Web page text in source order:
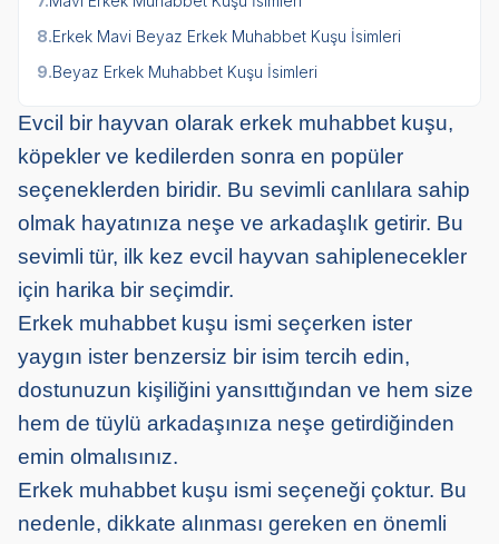
8.Erkek Mavi Beyaz Erkek Muhabbet Kuşu İsimleri
9.Beyaz Erkek Muhabbet Kuşu İsimleri
Evcil bir hayvan olarak erkek muhabbet kuşu,
köpekler ve kedilerden sonra en popüler
seçeneklerden biridir. Bu sevimli canlılara sahip
olmak hayatınıza neşe ve arkadaşlık getirir. Bu
sevimli tür, ilk kez evcil hayvan sahiplenecekler
için harika bir seçimdir.
Erkek muhabbet kuşu ismi seçerken ister
yaygın ister benzersiz bir isim tercih edin,
dostunuzun kişiliğini yansıttığından ve hem size
hem de tüylü arkadaşınıza neşe getirdiğinden
emin olmalısınız.
Erkek muhabbet kuşu ismi seçeneği çoktur. Bu
nedenle, dikkate alınması gereken en önemli